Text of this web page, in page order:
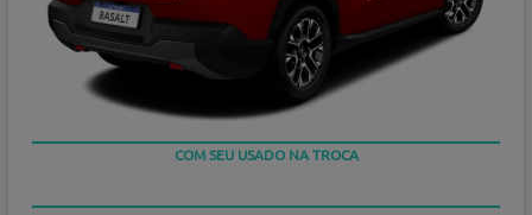
TAXA ZERO